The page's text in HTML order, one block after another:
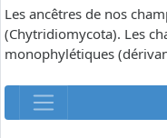
Les ancêtres de nos
(Chytridiomycota). Les
monophylétiques